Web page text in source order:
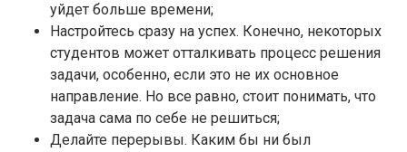
уйдет больше времени;
Настройтесь сразу на успех. Конечно, некоторых
студентов может отталкивать процесс решения
задачи, особенно, если это не их основное
направление. Но все равно, стоит понимать, что
задача сама по себе не решиться;
Делайте перерывы. Каким бы ни был